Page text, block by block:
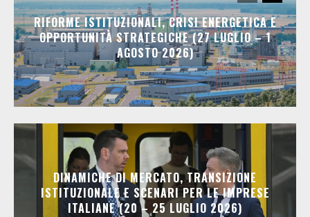
RIFORME ISTITUZIONALI, CRISI ENERGETICA E
OPPORTUNITÀ STRATEGICHE (27 LUGLIO – 1
AGOSTO 2026)
DINAMICHE DI MERCATO, TRANSIZIONE
ISTITUZIONALE E SCENARI PER LE IMPRESE
ITALIANE (20 – 25 LUGLIO 2026)